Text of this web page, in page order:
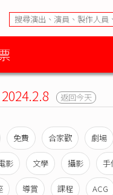
2024.2.8 返回今天
免費 合家歡 劇場
影 文學 攝影 手
導賞 課程 ACG